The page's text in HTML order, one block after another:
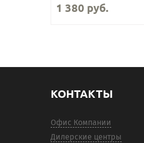
1 380 руб.
КОНТАКТЫ
Офис Компании
Дилерские центры